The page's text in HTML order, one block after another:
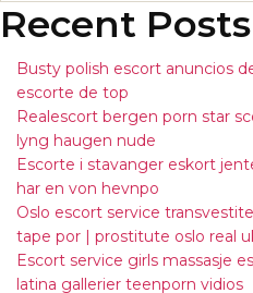
Recent Posts
Busty polish escort anuncios
escorte de top
Realescort bergen porn star
lyng haugen nude
Escorte i stavanger eskort
har en von hevnpo
Oslo escort service
tape por | prostitute oslo real
Escort service girls massasje
latina gallerier teenporn vidios